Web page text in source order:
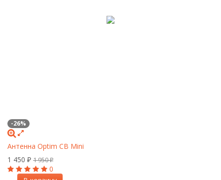
-26%
Антенна Optim CB Mini
1 450 ₽ 1 950₽
0